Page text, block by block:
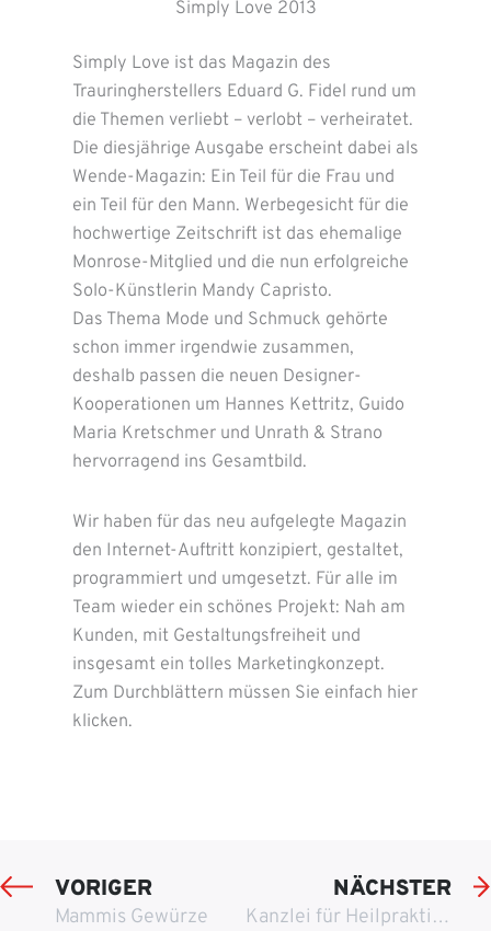
Simply Love 2013
Simply Love ist das Magazin des
Trauringherstellers Eduard G. Fidel rund um
die Themen verliebt – verlobt – verheiratet.
Die diesjährige Ausgabe erscheint dabei als
Wende-Magazin: Ein Teil für die Frau und
ein Teil für den Mann. Werbegesicht für die
hochwertige Zeitschrift ist das ehemalige
Monrose-Mitglied und die nun erfolgreiche
Solo-Künstlerin Mandy Capristo.
Das Thema Mode und Schmuck gehörte
schon immer irgendwie zusammen,
deshalb passen die neuen Designer-
Kooperationen um Hannes Kettritz, Guido
Maria Kretschmer und Unrath & Strano
hervorragend ins Gesamtbild.
Wir haben für das neu aufgelegte Magazin
den Internet-Auftritt konzipiert, gestaltet,
programmiert und umgesetzt. Für alle im
Team wieder ein schönes Projekt: Nah am
Kunden, mit Gestaltungsfreiheit und
insgesamt ein tolles Marketingkonzept.
Zum Durchblättern müssen Sie einfach hier
klicken.
VORIGER
Mammis Gewürze
NÄCHSTER
Kanzlei für Heilpraktikerrecht – Dr. René Sasse